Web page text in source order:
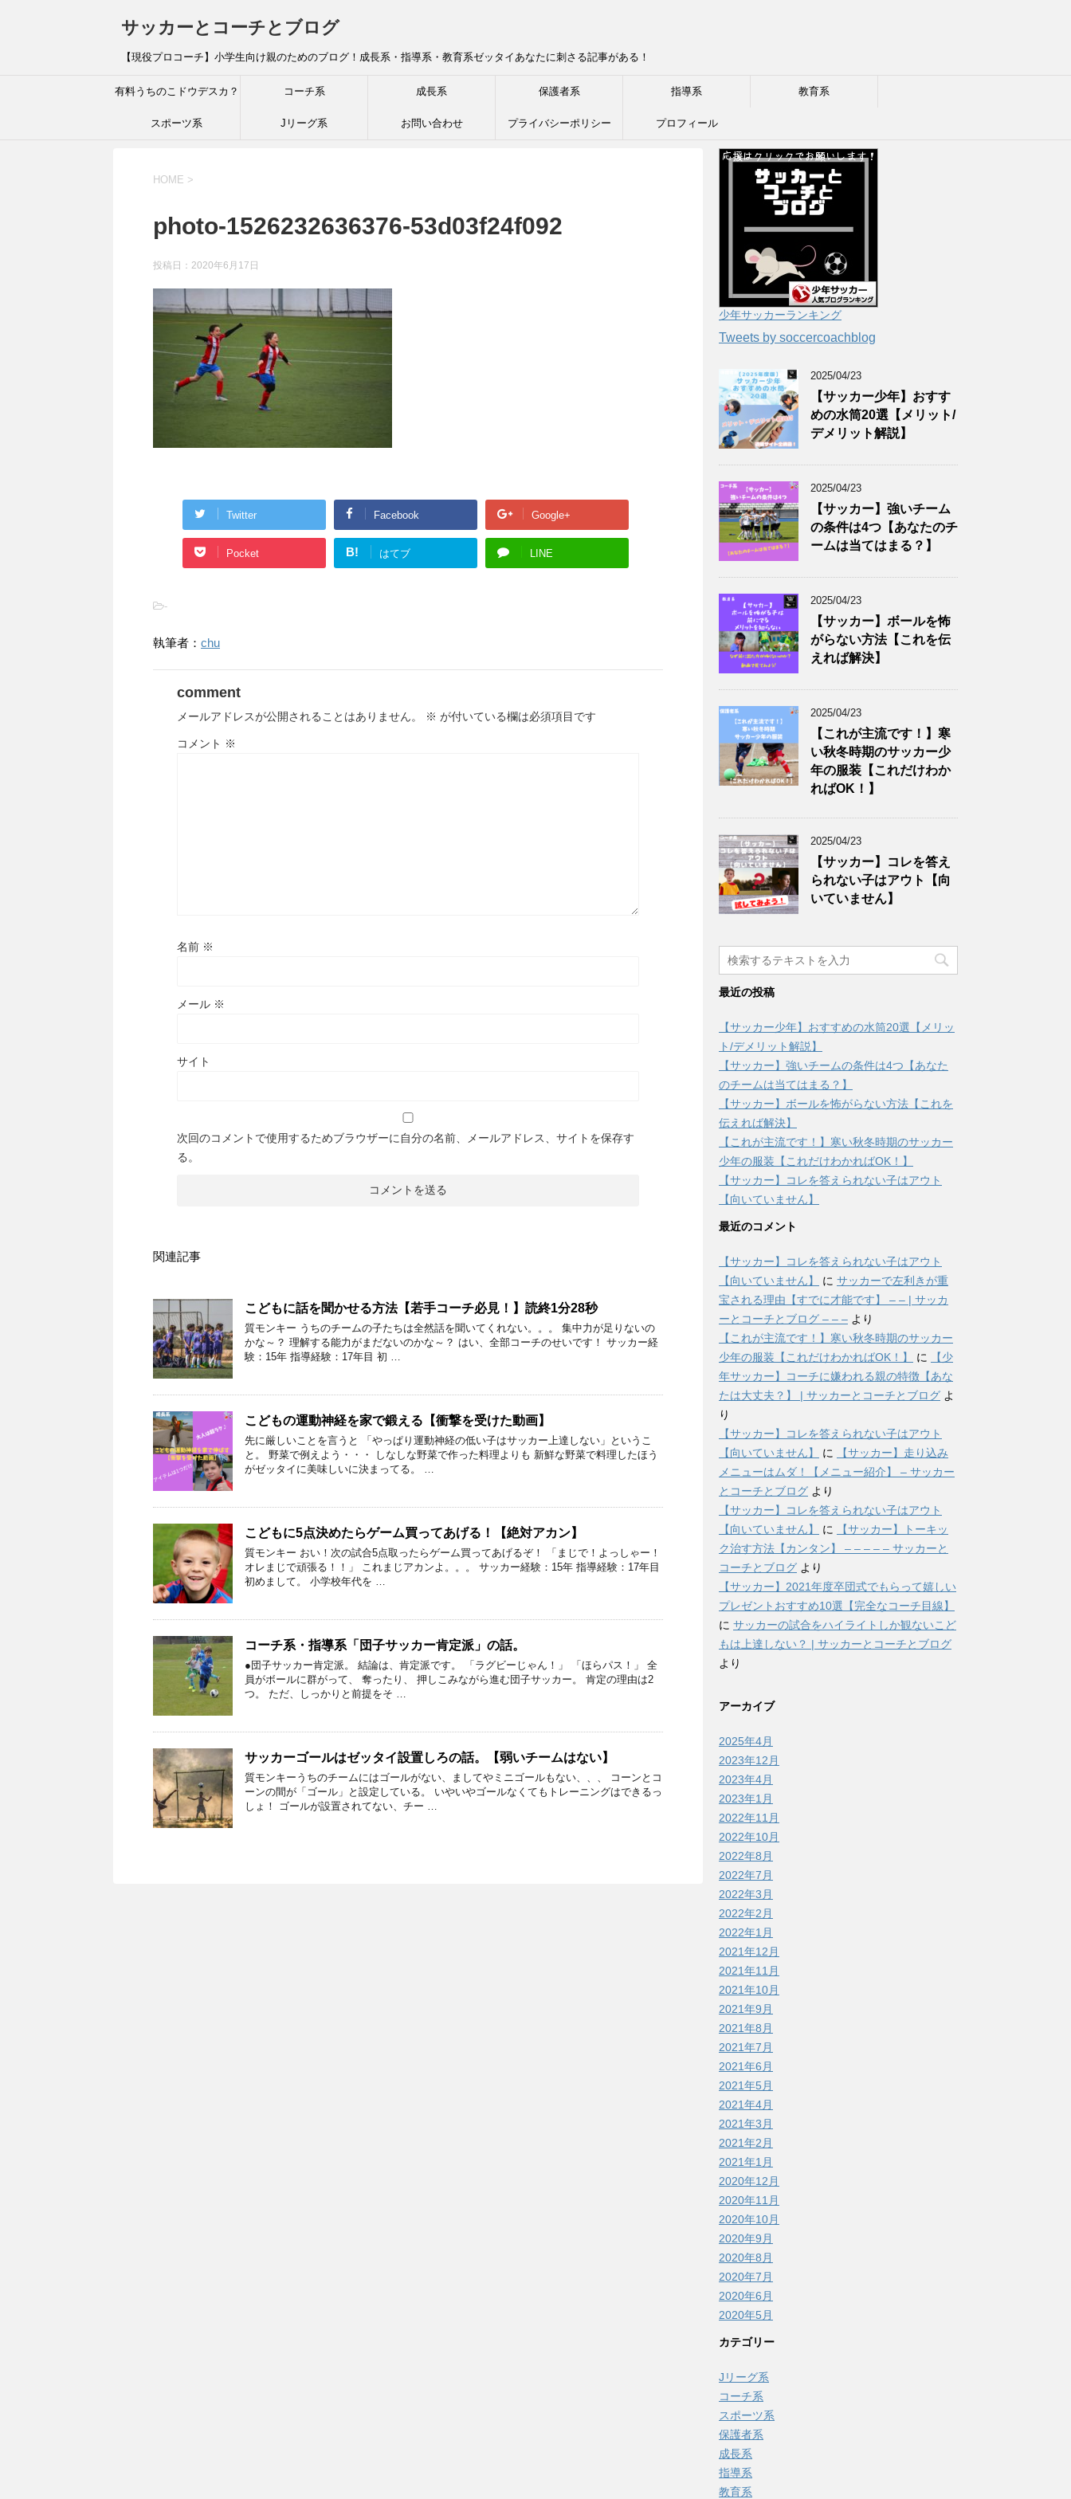
サッカーとコーチとブログ
【現役プロコーチ】小学生向け親のためのブログ！成長系・指導系・教育系ゼッタイあなたに刺さる記事がある！
有料うちのこドウデスカ？ コーチ系 成長系 保護者系 指導系 教育系
スポーツ系 Jリーグ系 お問い合わせ プライバシーポリシー プロフィール
HOME >
photo-1526232636376-53d03f24f092
投稿日： 2020年6月17日
Twitter Facebook Google+
Pocket B! はてブ LINE
-
執筆者： chu
comment
メールアドレスが公開されることはありません。 ※ が付いている欄は必須項目です
コメント ※
名前 ※
メール ※
サイト
次回のコメントで使用するためブラウザーに自分の名前、メールアドレス、サイトを保存す
る。
関連記事
こどもに話を聞かせる方法【若手コーチ必見！】読終1分28秒
質モンキー うちのチームの子たちは全然話を聞いてくれない。。。 集中力が足りないの
かな～？ 理解する能力がまだないのかな～？ はい、全部コーチのせいです！ サッカー経
験：15年 指導経験：17年目 初 …
こどもの運動神経を家で鍛える【衝撃を受けた動画】
先に厳しいことを言うと 「やっぱり運動神経の低い子はサッカー上達しない」というこ
と。 野菜で例えよう・・・ しなしな野菜で作った料理よりも 新鮮な野菜で料理したほう
がゼッタイに美味しいに決まってる。 …
こどもに5点決めたらゲーム買ってあげる！【絶対アカン】
質モンキー おい！次の試合5点取ったらゲーム買ってあげるぞ！ 「まじで！よっしゃー！
オレまじで頑張る！！」 これまじアカンよ。。。 サッカー経験：15年 指導経験：17年目
初めまして。 小学校年代を …
コーチ系・指導系「団子サッカー肯定派」の話。
●団子サッカー肯定派。 結論は、肯定派です。 「ラグビーじゃん！」 「ほらパス！」 全
員がボールに群がって、 奪ったり、 押しこみながら進む団子サッカー。 肯定の理由は2
つ。 ただ、しっかりと前提をそ …
サッカーゴールはゼッタイ設置しろの話。【弱いチームはない】
質モンキーうちのチームにはゴールがない、ましてやミニゴールもない、、、 コーンとコ
ーンの間が「ゴール」と設定している。 いやいやゴールなくてもトレーニングはできるっ
しょ！ ゴールが設置されてない、チー …
少年サッカーランキング
Tweets by soccercoachblog
2025/04/23
【サッカー少年】おすす
めの水筒20選【メリット/
デメリット解説】
2025/04/23
【サッカー】強いチーム
の条件は4つ【あなたのチ
ームは当てはまる？】
2025/04/23
【サッカー】ボールを怖
がらない方法【これを伝
えれば解決】
2025/04/23
【これが主流です！】寒
い秋冬時期のサッカー少
年の服装【これだけわか
ればOK！】
2025/04/23
【サッカー】コレを答え
られない子はアウト【向
いていません】
最近の投稿
【サッカー少年】おすすめの水筒20選【メリッ
ト/デメリット解説】
【サッカー】強いチームの条件は4つ【あなた
のチームは当てはまる？】
【サッカー】ボールを怖がらない方法【これを
伝えれば解決】
【これが主流です！】寒い秋冬時期のサッカー
少年の服装【これだけわかればOK！】
【サッカー】コレを答えられない子はアウト
【向いていません】
最近のコメント
【サッカー】コレを答えられない子はアウト
【向いていません】
に サッカーで左利きが重
宝される理由【すでに才能です】 – – | サッカ
ーとコーチとブログ – – – より
【これが主流です！】寒い秋冬時期のサッカー
少年の服装【これだけわかればOK！】
に
【少
年サッカー】コーチに嫌われる親の特徴【あな
たは大丈夫？】 | サッカーとコーチとブログ よ
り
【サッカー】コレを答えられない子はアウト
【向いていません】
に
【サッカー】走り込み
メニューはムダ！【メニュー紹介】 – サッカー
とコーチとブログ より
【サッカー】コレを答えられない子はアウト
【向いていません】
に
【サッカー】トーキッ
ク治す方法【カンタン】 – – – – – サッカーと
コーチとブログ より
【サッカー】2021年度卒団式でもらって嬉しい
プレゼントおすすめ10選【完全なコーチ目線】
に サッカーの試合をハイライトしか観ないこど
もは上達しない？ | サッカーとコーチとブログ
より
アーカイブ
2025年4月
2023年12月
2023年4月
2023年1月
2022年11月
2022年10月
2022年8月
2022年7月
2022年3月
2022年2月
2022年1月
2021年12月
2021年11月
2021年10月
2021年9月
2021年8月
2021年7月
2021年6月
2021年5月
2021年4月
2021年3月
2021年2月
2021年1月
2020年12月
2020年11月
2020年10月
2020年9月
2020年8月
2020年7月
2020年6月
2020年5月
カテゴリー
Jリーグ系
コーチ系
スポーツ系
保護者系
成長系
指導系
教育系